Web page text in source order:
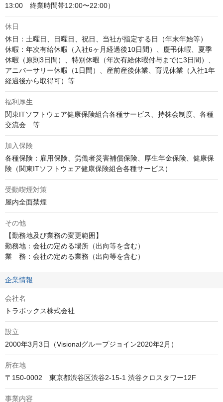
13:00　終業時間帯12:00〜22:00）
休日
休日：土曜日、日曜日、祝日、当社が指定する日（年末年始等）
休暇：年次有給休暇（入社6ヶ月経過後10日間）、慶弔休暇、夏季
休暇（原則3日間）、特別休暇（年次有給休暇付与までに3日間）、
アニバーサリー休暇（1日間）、産前産後休業、育児休業（入社1年
経過後から取得可）等
福利厚生
関東ITソフトウェア健康保険組合各種サービス、持株会制度、各種
交流会　等
加入保険
各種保険：雇用保険、労働者災害補償保険、厚生年金保険、健康保
険（関東ITソフトウェア健康保険組合各種サービス）
受動喫煙対策
屋内全面禁煙
その他
【勤務地及び業務の変更範囲】
勤務地：会社の定める場所（出向等を含む）
業　務：会社の定める業務（出向等を含む）
企業情報
会社名
トラボックス株式会社
設立
2000年3月3日（Visionalグループジョイン2020年2月）
所在地
〒150-0002　東京都渋谷区渋谷2-15-1 渋谷クロスタワー12F
事業内容